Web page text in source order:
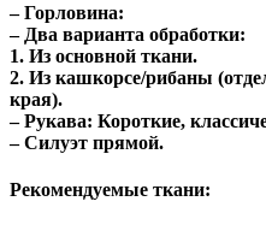
– Горловина:
– Два варианта обработки:
1. Из основной ткани.
2. Из кашкорсе/рибаны
края).
– Рукава: Короткие,
– Силуэт прямой.
Рекомендуемые ткани: